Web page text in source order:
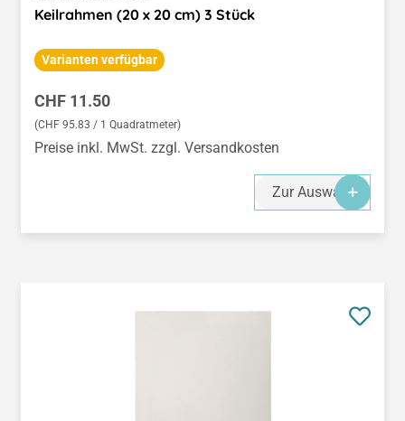
Keilrahmen (20 x 20 cm) 3 Stück
Varianten verfügbar
Regulärer Preis:
CHF 11.50
(CHF 95.83 / 1 Quadratmeter)
Preise inkl. MwSt. zzgl. Versandkosten
Zur Auswahl